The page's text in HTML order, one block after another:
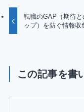
転職のGAP（期待と
ップ）を防ぐ情報収
この記事を書